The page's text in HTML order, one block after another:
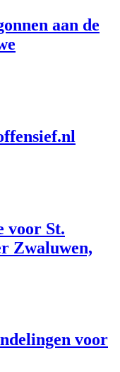
aan de
voor St.
Zwaluwen,
voor